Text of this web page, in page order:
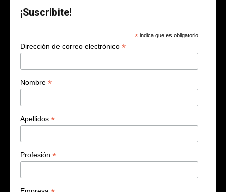
¡Suscribite!
* indica que es obligatorio
Dirección de correo electrónico *
Nombre *
Apellidos *
Profesión *